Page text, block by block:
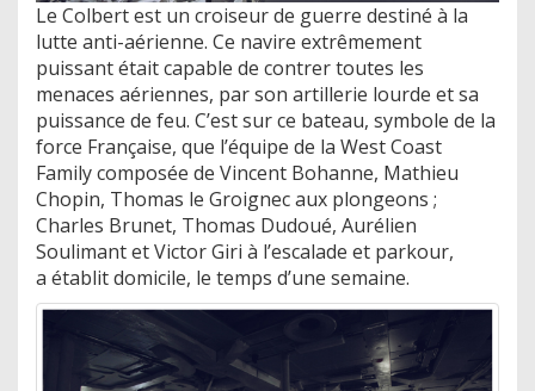
Le Colbert est un croiseur de guerre destiné à la
lutte anti-aérienne. Ce navire extrêmement
puissant était capable de contrer toutes les
menaces aériennes, par son artillerie lourde et sa
puissance de feu. C’est sur ce bateau, symbole de la
force Française, que l’équipe de la West Coast
Family composée de Vincent Bohanne, Mathieu
Chopin, Thomas le Groignec aux plongeons ;
Charles Brunet, Thomas Dudoué, Aurélien
Soulimant et Victor Giri à l’escalade et parkour,
a établit domicile, le temps d’une semaine.